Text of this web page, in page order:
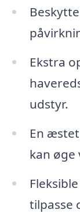
Ekstra
udstyr.
En
kan
tilpasse